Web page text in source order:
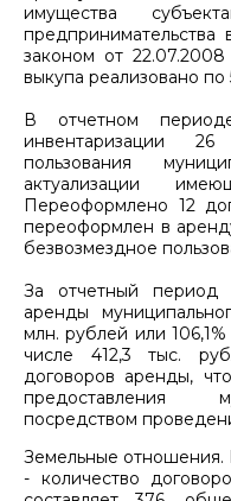
имущества
предпринимательства
законом от
выкупа реализовано
В отчетном
инвентаризации 26
пользования
актуализации
Переоформлено 12
переоформлен в
безвозмездное
За отчетный
аренды
млн. рублей или
числе 412,3 тыс.
договоров аренды,
предоставления
посредством
Земельные отношения.
- количество